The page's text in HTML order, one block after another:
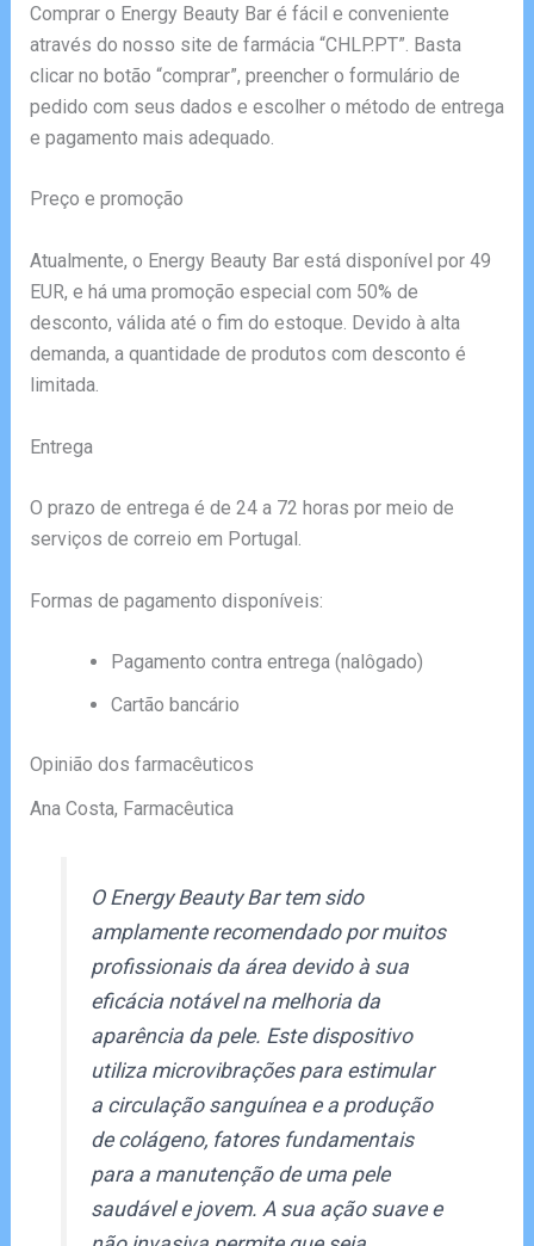
Comprar o Energy Beauty Bar é fácil e conveniente
através do nosso site de farmácia “CHLP.PT”. Basta
clicar no botão “comprar”, preencher o formulário de
pedido com seus dados e escolher o método de entrega
e pagamento mais adequado.
Preço e promoção
Atualmente, o Energy Beauty Bar está disponível por 49
EUR, e há uma promoção especial com 50% de
desconto, válida até o fim do estoque. Devido à alta
demanda, a quantidade de produtos com desconto é
limitada.
Entrega
O prazo de entrega é de 24 a 72 horas por meio de
serviços de correio em Portugal.
Formas de pagamento disponíveis:
Pagamento contra entrega (nalôgado)
Cartão bancário
Opinião dos farmacêuticos
Ana Costa, Farmacêutica
O Energy Beauty Bar tem sido
amplamente recomendado por muitos
profissionais da área devido à sua
eficácia notável na melhoria da
aparência da pele. Este dispositivo
utiliza microvibrações para estimular
a circulação sanguínea e a produção
de colágeno, fatores fundamentais
para a manutenção de uma pele
saudável e jovem. A sua ação suave e